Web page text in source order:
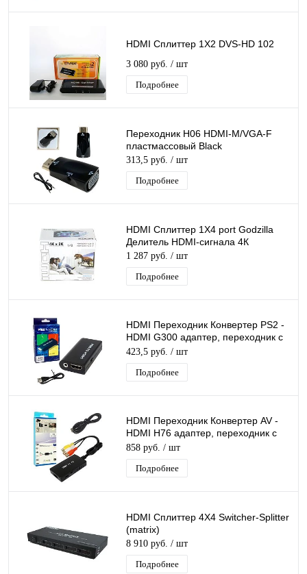
HDMI Сплиттер 1Х2 DVS-HD 102
3 080 руб. / шт
Подробнее
Переходник H06 HDMI-M/VGA-F
пластмассовый Black
313,5 руб. / шт
Подробнее
HDMI Сплиттер 1Х4 port Godzilla
Делитель HDMI-сигнала 4К
1 287 руб. / шт
Подробнее
HDMI Переходник Конвертер PS2 -
HDMI G300 адаптер, переходник с
игровой приставки на ТВ, питание
USB
423,5 руб. / шт
Подробнее
HDMI Переходник Конвертер AV -
HDMI H76 адаптер, переходник с
3RCA (AV) на источник HDMI
858 руб. / шт
Подробнее
HDMI Сплиттер 4Х4 Switcher-Splitter
(matrix)
8 910 руб. / шт
Подробнее